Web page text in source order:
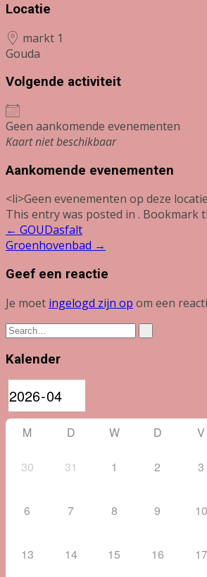
Locatie
markt 1
Gouda
Volgende activiteit
Geen aankomende evenementen
Kaart niet beschikbaar
Aankomende evenementen
<li>Geen evenementen op deze
This entry was posted in . Bookmark
Post
navigation
← GOUDasfalt
Groenhovenbad →
Geef een reactie
Je moet ingelogd zijn op om een
Kalender
M D W D V
30 31 1 2 3
6 7 8 9 10
13 14 15 16 17